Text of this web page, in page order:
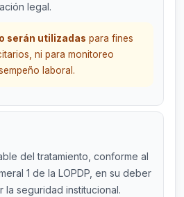
legal.
serán utilizadas para fines
ni para monitoreo
laboral.
del tratamiento, conforme al
1 de la LOPDP, en su deber
la seguridad institucional.